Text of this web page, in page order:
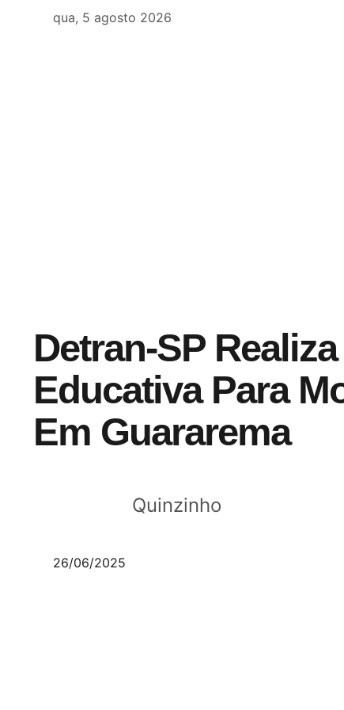
qua, 5 agosto 2026
Detran-SP
Educativa Para
Em Guararema
Quinzinho
26/06/2025